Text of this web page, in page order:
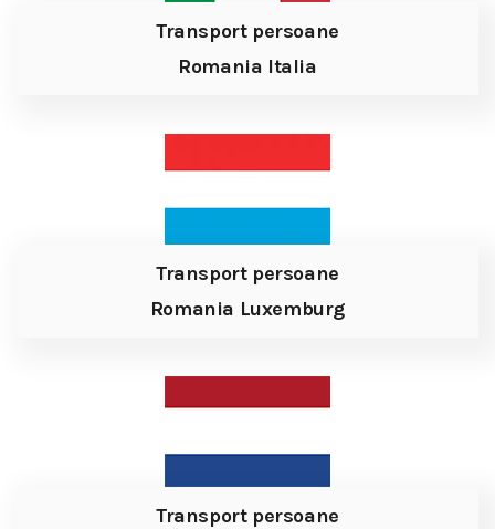
Transport persoane
Romania Italia
Transport persoane
Romania Luxemburg
Transport persoane